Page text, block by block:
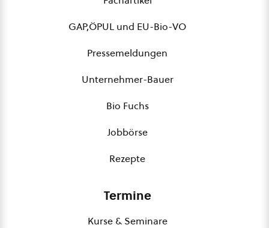
GAP,ÖPUL und EU-Bio-VO
Pressemeldungen
Unternehmer-Bauer
Bio Fuchs
Jobbörse
Rezepte
Termine
Kurse & Seminare